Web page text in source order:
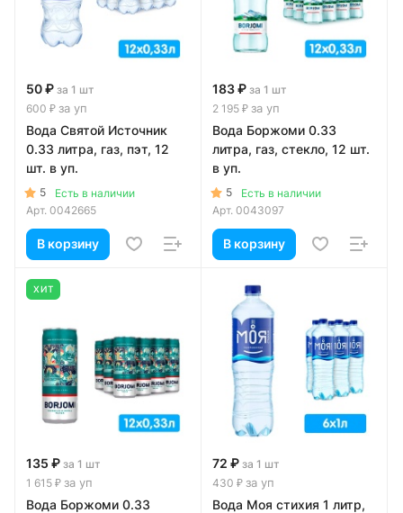
50 ₽ за 1 шт
600 ₽ за уп
Вода Святой Источник
0.33 литра, газ, пэт, 12
шт. в уп.
5
Есть в наличии
Арт. 0042665
В корзину
183 ₽ за 1 шт
2 195 ₽ за уп
Вода Боржоми 0.33
литра, газ, стекло, 12 шт.
в уп.
5
Есть в наличии
Арт. 0043097
В корзину
ХИТ
135 ₽ за 1 шт
1 615 ₽ за уп
Вода Боржоми 0.33
72 ₽ за 1 шт
430 ₽ за уп
Вода Моя стихия 1 литр,